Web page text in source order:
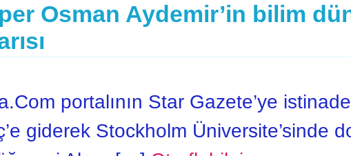
Osman Aydemir’in bilim
portalının Star Gazete’ye
giderek Stockholm Üniversite’sinde